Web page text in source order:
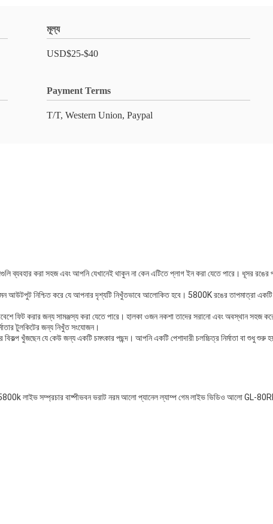
মূল্য
USD$25-$40
Payment Terms
T/T, Western Union, Paypal
ব্যবহার করা সহজ এবং আপনি যেখানেই থাকুন না কেন এটিতে প্লাগ ইন করা যেতে পারে। ধূসর
নিশ্চিত করে যে আপনার দৃশ্যটি নিখুঁতভাবে আলোকিত হবে। 5800K রঙের তাপমাত্রা একটি
ফিট করার জন্য সামঞ্জস্য করা যেতে পারে। হালকা ওজন নকশা তাদের সরানো এবং অবস্থান
টুলকিটের জন্য নিখুঁত সংযোজন।
বিকল্প খুঁজছেন যে কেউ জন্য একটি চমৎকার পছন্দ। আপনি একটি পেশাদারী চলচ্চিত্র নির্মাতা বা
লাইভ সম্প্রচার বাষ্পীভবন ভরাট নরম আলো প্যানেল ল্যাম্প গেম লাইভ ভিডিও আলো GL-